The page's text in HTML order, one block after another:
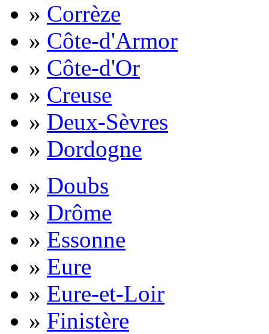
» Corrèze
» Côte-d'Armor
» Côte-d'Or
» Creuse
» Deux-Sèvres
» Dordogne
» Doubs
» Drôme
» Essonne
» Eure
» Eure-et-Loir
» Finistère